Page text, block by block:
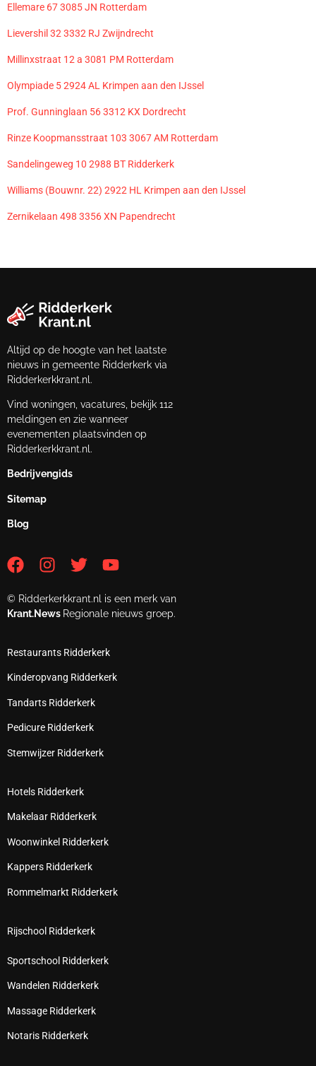
Ellemare 67 3085 JN Rotterdam
Lievershil 32 3332 RJ Zwijndrecht
Millinxstraat 12 a 3081 PM Rotterdam
Olympiade 5 2924 AL Krimpen aan den IJssel
Prof. Gunninglaan 56 3312 KX Dordrecht
Rinze Koopmansstraat 103 3067 AM Rotterdam
Sandelingeweg 10 2988 BT Ridderkerk
Williams (Bouwnr. 22) 2922 HL Krimpen aan den IJssel
Zernikelaan 498 3356 XN Papendrecht
Altijd op de hoogte van het laatste
nieuws in gemeente Ridderkerk via
Ridderkerkkrant.nl.
Vind woningen, vacatures, bekijk 112
meldingen en zie wanneer
evenementen plaatsvinden op
Ridderkerkkrant.nl.
Bedrijvengids
Sitemap
Blog
© Ridderkerkkrant.nl is een merk van
Krant.News Regionale nieuws groep.
Restaurants Ridderkerk
Kinderopvang Ridderkerk
Tandarts Ridderkerk
Pedicure Ridderkerk
Stemwijzer Ridderkerk
Hotels Ridderkerk
Makelaar Ridderkerk
Woonwinkel Ridderkerk
Kappers Ridderkerk
Rommelmarkt Ridderkerk
Rijschool Ridderkerk
Sportschool Ridderkerk
Wandelen Ridderkerk
Massage Ridderkerk
Notaris Ridderkerk